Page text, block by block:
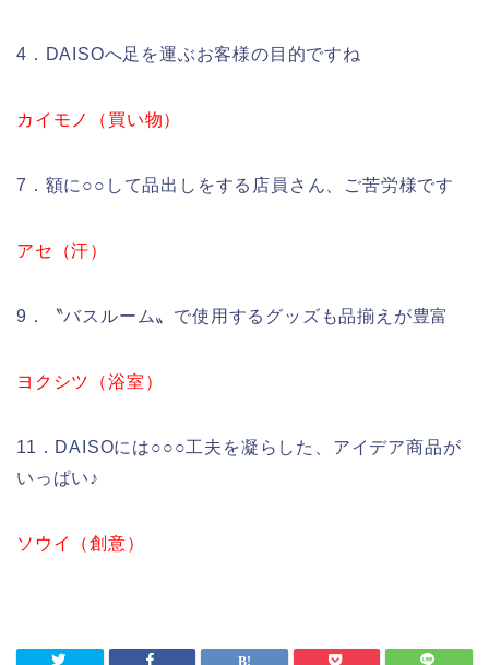
4．DAISOへ足を運ぶお客様の目的ですね
カイモノ（買い物）
7．額に○○して品出しをする店員さん、ご苦労様です
アセ（汗）
9．〝バスルーム〟で使用するグッズも品揃えが豊富
ヨクシツ（浴室）
11．DAISOには○○○工夫を凝らした、アイデア商品が
いっぱい♪
ソウイ（創意）